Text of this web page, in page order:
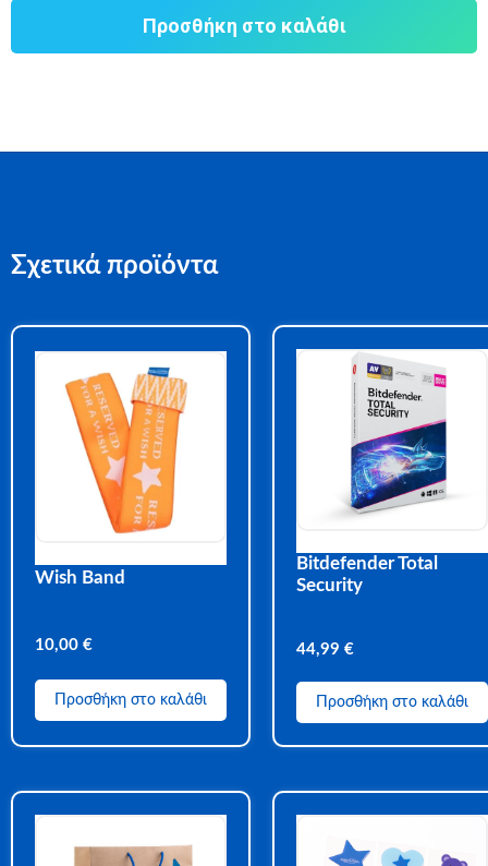
Προσθήκη στο καλάθι
Σχετικά προϊόντα
Wish Band
10,00 €
Προσθήκη στο καλάθι
Bitdefender Total
Security
44,99 €
Προσθήκη στο καλάθι